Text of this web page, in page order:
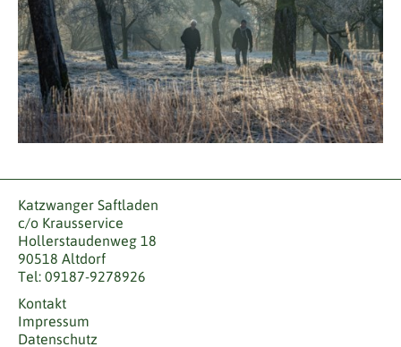
Katzwanger Saftladen
c/o Krausservice
Hollerstaudenweg 18
90518 Altdorf
Tel: 09187-9278926
Kontakt
Impressum
Datenschutz